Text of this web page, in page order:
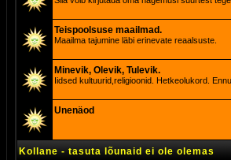
Teispoolsuse maailmad.
Maailma tajumine läbi erinevate reaalsuste.
Minevik, Olevik, Tulevik.
Iidsed kultuurid,religioonid. Hetkeolukord.
Unenäod
Kollane - tasuta lõunaid ei ole olemas